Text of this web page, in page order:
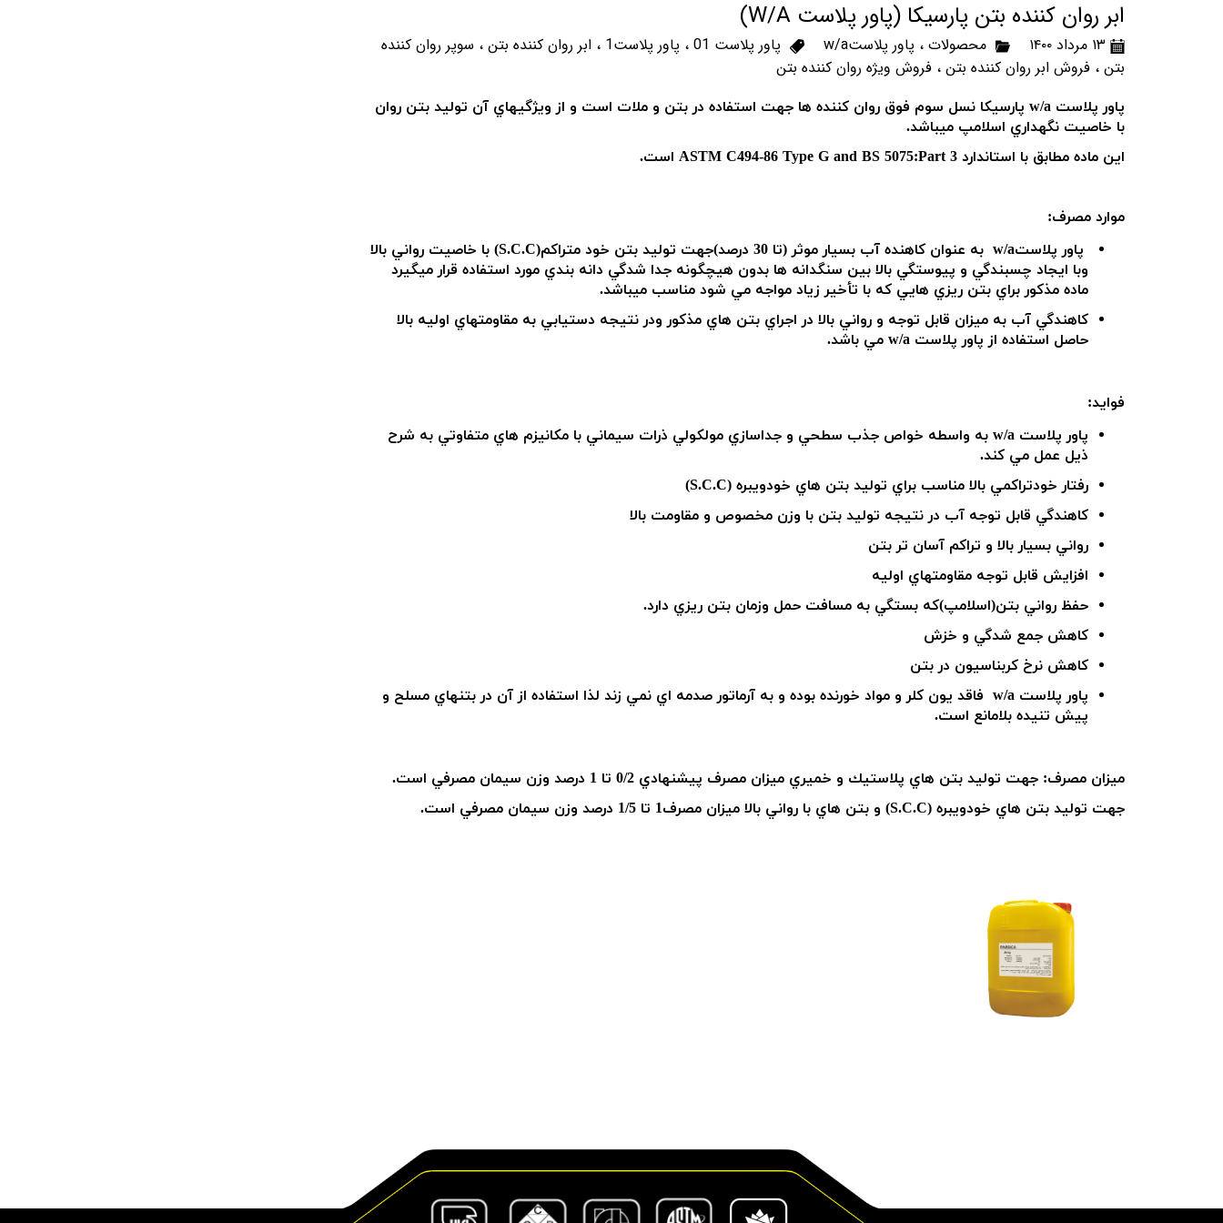
ابر روان کننده بتن پارسیکا (پاور پلاست W/A)
۱۳ مرداد ۱۴۰۰ محصولات ، پاور پلاستw/a پاور پلاست 01 ، پاور پلاست1 ، ابر روان کننده بتن ، سوپر روان کننده
بتن ، فروش ابر روان کننده بتن ، فروش ویژه روان کننده بتن
پاور پلاست
w/a پارسیکا نسل سوم فوق روان كننده ها جهت استفاده در بتن و ملات است و از ويژگيهاي آن توليد بتن روان
با خاصيت نگهداري اسلامپ ميباشد.
اين ماده مطابق با استاندارد ASTM C494-86 Type G and BS 5075:Part 3 است.
موارد مصرف:
پاور پلاستw/a به عنوان كاهنده آب بسيار موثر (تا 30 درصد)جهت توليد بتن خود متراكم( S.C.C) با خاصيت رواني بالا
وبا ايجاد چسبندگي و پيوستگي بالا بين سنگدانه ها بدون هيچگونه جدا شدگي دانه بندي مورد استفاده قرار ميگيرد
ماده مذكور براي بتن ريزي هايي كه با تأخير زياد مواجه مي شود مناسب ميباشد.
كاهندگي آب به ميزان قابل توجه و رواني بالا در اجراي بتن هاي مذكور ودر نتيجه دستيابي به مقاومتهاي اوليه بالا
حاصل استفاده از پاور پلاست w/a مي باشد.
فوايد:
پاور پلاست
w/a به واسطه خواص جذب سطحي و جداسازي مولكولي ذرات سيماني با مكانيزم هاي متفاوتي به شرح
ذيل عمل مي كند.
رفتار خودتراكمي بالا مناسب براي توليد بتن هاي خودويبره (S.C.C
)
كاهندگي قابل توجه آب در نتيجه توليد بتن با وزن مخصوص و مقاومت بالا
رواني بسيار بالا و تراكم آسان تر بتن
افزايش قابل توجه مقاومتهاي اوليه
حفظ رواني بتن(اسلامپ)كه بستگي به مسافت حمل وزمان بتن ريزي دارد.
كاهش جمع شدگي و خزش
كاهش نرخ كربناسيون در بتن
پاور پلاست w/a فاقد يون كلر و مواد خورنده بوده و به آرماتور صدمه اي نمي زند لذا استفاده از آن در بتنهاي مسلح و
پيش تنيده بلامانع است.
ميزان مصرف: جهت توليد بتن هاي پلاستيك و خميري ميزان مصرف پيشنهادي 0/2 تا 1 درصد وزن سيمان مصرفي است.
جهت توليد بتن هاي خودويبره (S.C.C) و بتن هاي با رواني بالا ميزان مصرف1 تا 1/5 درصد وزن سيمان مصرفي است.